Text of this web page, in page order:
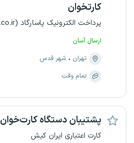
کارتخوان
پرداخت الکترونیک پاسارگاد (pep.co.ir)
ارسال آسان
تهران
شهر قدس
تمام وقت
پشتیبان دستگاه کارت‌خوان
کارت اعتباری ایران کیش